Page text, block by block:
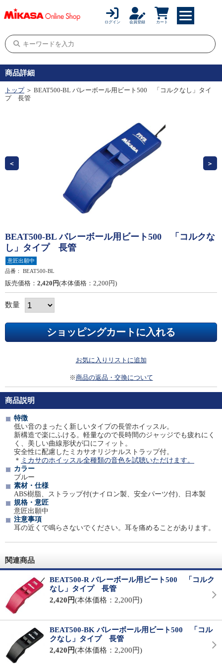
ログイン 会員登録 カート
商品詳細
トップ＞ BEAT500-BL バレーボール用ビート500 「コルクなし」タイ
プ 長管
BEAT500-BL バレーボール用ビート500 「コルクな
し」タイプ 長管
意匠出願中
品番：
BEAT500-BL
販売価格： 2,420円(本体価格：2,200円)
数量
お気に入りリストに追加
※商品の返品・交換について
商品説明
特徴
低い音のまったく新しいタイプの長管ホイッスル。
新構造で楽にふける。軽量なので長時間のジャッジでも疲れにく
く、美しい曲線形状が口にフィット。
安全性に配慮したミカサオリジナルストラップ付。
＊ ミカサのホイッスル全種類の音色を試聴いただけます。
カラー
ブルー
素材・仕様
ABS樹脂、ストラップ付(ナイロン製、安全パーツ付)、日本製
規格・意匠
意匠出願中
注意事項
耳の近くで鳴らさないでください。耳を痛めることがあります。
関連商品
BEAT500-R バレーボール用ビート500 「コルク
なし」タイプ 長管
2,420円(本体価格：2,200円)
BEAT500-BK バレーボール用ビート500 「コル
クなし」タイプ 長管
2,420円(本体価格：2,200円)